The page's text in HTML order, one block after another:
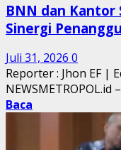
BNN dan
Sinergi
Juli 31, 2026 0
Reporter : Jhon EF |
NEWSMETROPOL.id
Baca